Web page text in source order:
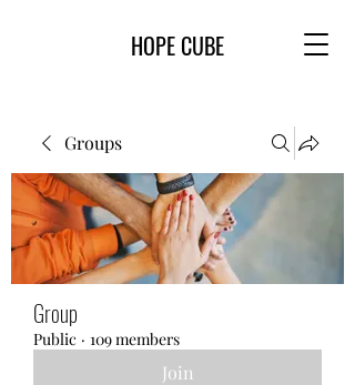
HOPE CUBE
Groups
Group
Public · 109 members
Join